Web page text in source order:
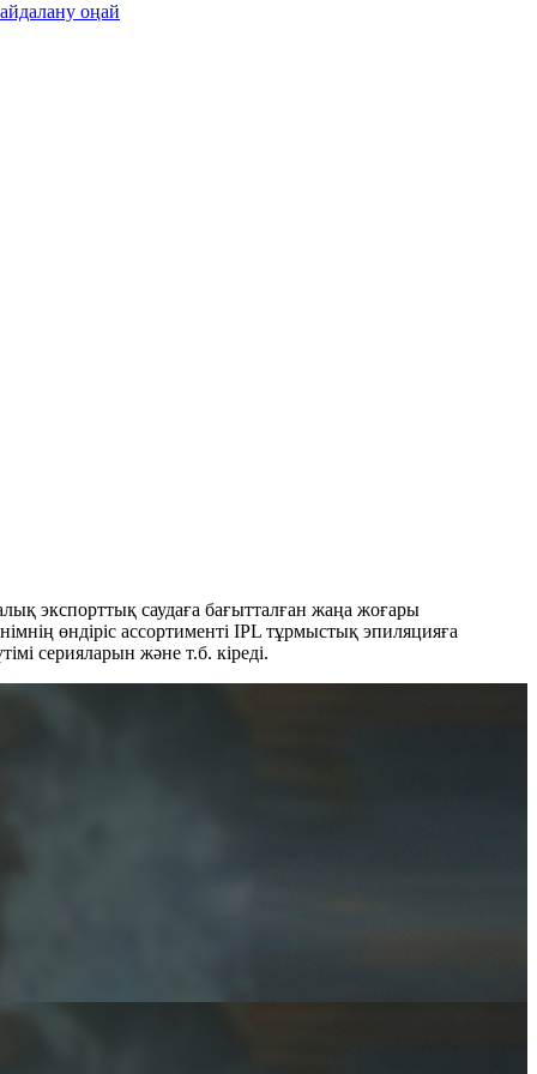
экспорттық саудаға бағытталған жаңа жоғары
өндіріс ассортименті IPL тұрмыстық эпиляцияға
серияларын және т.б. кіреді.